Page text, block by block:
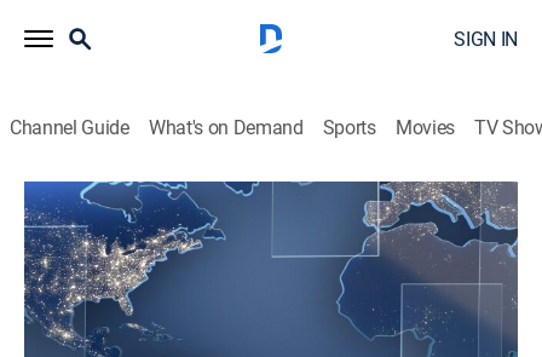
SIGN IN
Channel Guide What's on Demand Sports Movies TV
Noticias Telemundo en la noche
S2026 E127 | Noticias Telemundo en la
noche
News, Public affairs